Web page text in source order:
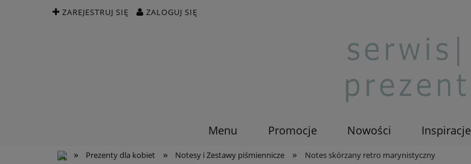
ZAREJESTRUJ SIĘ ZALOGUJ SIĘ
Menu Promocje Nowości Inspiracje
» Prezenty dla kobiet » Notesy i Zestawy piśmiennicze » Notes skórzany retro marynistyczny